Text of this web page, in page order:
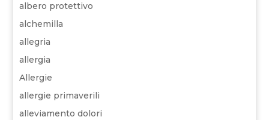
albero protettivo
alchemilla
allegria
allergia
Allergie
allergie primaverili
alleviamento dolori